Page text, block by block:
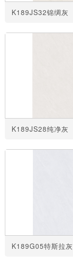
K189JS32锦绸灰
K189JS28纯净灰
K189G05特斯拉灰